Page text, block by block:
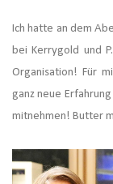
Ich hatte an dem
bei Kerrygold und
Organisation! Für
ganz neue
mitnehmen! Butter